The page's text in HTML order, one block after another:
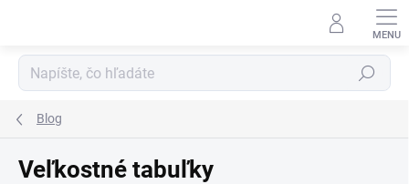
Hľadať
Blog
Veľkostné tabuľky